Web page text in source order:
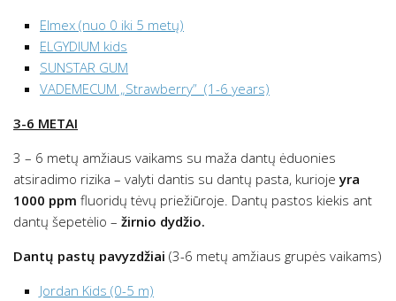
Elmex (nuo 0 iki 5 metų)
ELGYDIUM kids
SUNSTAR GUM
VADEMECUM „Strawberry” (1-6 years)
3-6 METAI
3 – 6 metų amžiaus vaikams su maža dantų ėduonies
atsiradimo rizika – valyti dantis su dantų pasta, kuriojeyra
1000 ppm fluoridų tėvų priežiūroje. Dantų pastos kiekis ant
dantų šepetėlio – žirnio dydžio.
Dantų pastų pavyzdžiai (3-6 metų amžiaus grupės vaikams)
Jordan Kids (0-5 m)